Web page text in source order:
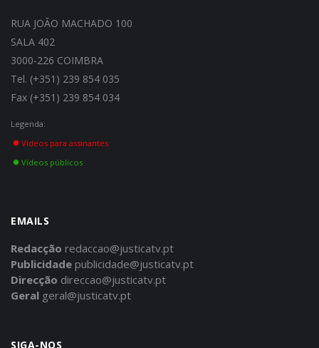
RUA JOÃO MACHADO 100
SALA 402
3000-226 COIMBRA
Tel. (+351) 239 854 035
Fax (+351) 239 854 034
Legenda:
Vídeos para assinantes
Vídeos públicos
EMAILS
Redacção redaccao@justicatv.pt
Publicidade publicidade@justicatv.pt
Direcção direccao@justicatv.pt
Geral geral@justicatv.pt
SIGA-NOS